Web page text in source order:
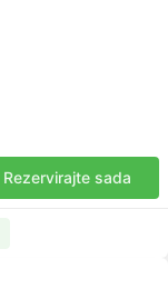
Rezervirajte sada